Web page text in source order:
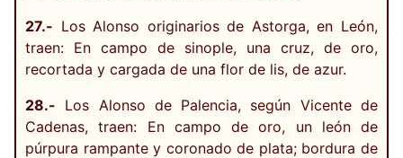
27.- Los Alonso originarios de Astorga, en León,
traen: En campo de sinople, una cruz, de oro,
recortada y cargada de una flor de lis, de azur.
28.- Los Alonso de Palencia, según Vicente de
Cadenas, traen: En campo de oro, un león de
púrpura rampante y coronado de plata; bordura de